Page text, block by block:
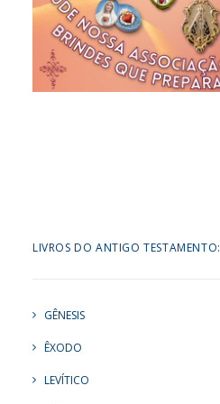
LIVROS DO ANTIGO TESTAMENTO:
GÊNESIS
ÊXODO
LEVÍTICO